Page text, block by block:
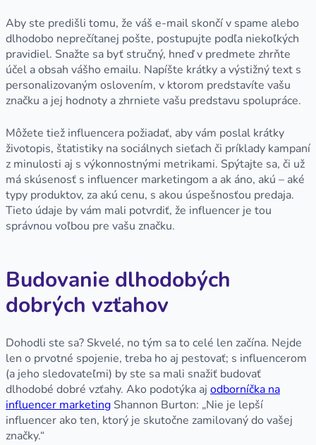
Aby ste predišli tomu, že váš e-mail skončí v spame alebo
dlhodobo neprečítanej pošte, postupujte podľa niekoľkých
pravidiel. Snažte sa byť stručný, hneď v predmete zhrňte
účel a obsah vášho emailu. Napíšte krátky a výstižný text s
personalizovaným oslovením, v ktorom predstavíte vašu
značku a jej hodnoty a zhrniete vašu predstavu spolupráce.
Môžete tiež influencera požiadať, aby vám poslal krátky
životopis, štatistiky na sociálnych sieťach či príklady kampaní
z minulosti aj s výkonnostnými metrikami. Spýtajte sa, či už
má skúsenosť s influencer marketingom a ak áno, akú – aké
typy produktov, za akú cenu, s akou úspešnosťou predaja.
Tieto údaje by vám mali potvrdiť, že influencer je tou
správnou voľbou pre vašu značku.
Budovanie dlhodobých
dobrých vzťahov
Dohodli ste sa? Skvelé, no tým sa to celé len začína. Nejde
len o prvotné spojenie, treba ho aj pestovať; s influencerom
(a jeho sledovateľmi) by ste sa mali snažiť budovať
dlhodobé dobré vzťahy. Ako podotýka aj odborníčka na
influencer marketing Shannon Burton: „Nie je lepší
influencer ako ten, ktorý je skutočne zamilovaný do vašej
značky.“